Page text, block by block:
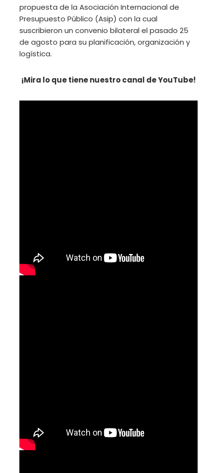
propuesta de la Asociación Internacional de
Presupuesto Público (Asip) con la cual
suscribieron un convenio bilateral el pasado 25
de agosto para su planificación, organización y
logística.
¡Mira lo que tiene nuestro canal de YouTube!